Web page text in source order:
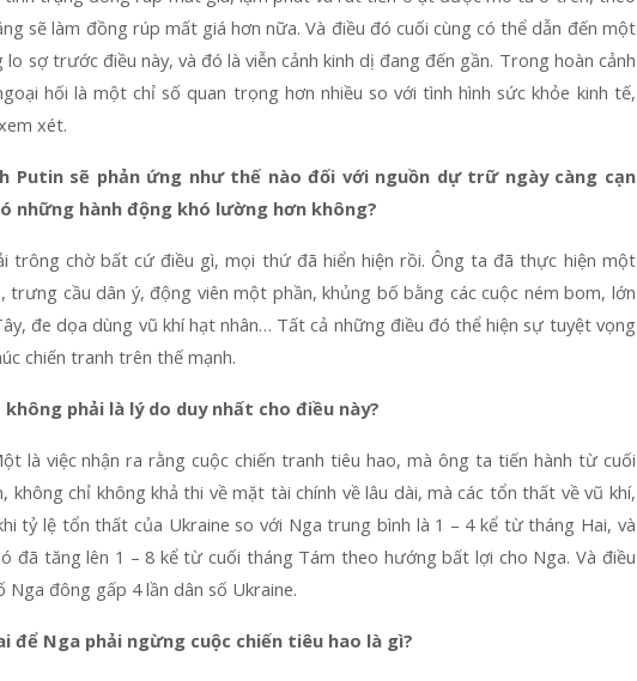
sẽ làm đồng rúp mất giá hơn nữa. Và điều đó cuối cùng có thể dẫn đến một
sợ trước điều này, và đó là viễn cảnh kinh dị đang đến gần. Trong hoàn cảnh
hối là một chỉ số quan trọng hơn nhiều so với tình hình sức khỏe kinh tế,
xét.
Putin sẽ phản ứng như thế nào đối với nguồn dự trữ ngày càng cạn
những hành động khó lường hơn không?
trông chờ bất cứ điều gì, mọi thứ đã hiển hiện rồi. Ông ta đã thực hiện một
cầu dân ý, động viên một phần, khủng bố bằng các cuộc ném bom, lớn
đe dọa dùng vũ khí hạt nhân… Tất cả những điều đó thể hiện sự tuyệt vọng
chiến tranh trên thế mạnh.
phải là lý do duy nhất cho điều này?
là việc nhận ra rằng cuộc chiến tranh tiêu hao, mà ông ta tiến hành từ cuối
không chỉ không khả thi về mặt tài chính về lâu dài, mà các tổn thất về vũ khí,
tỷ lệ tổn thất của Ukraine so với Nga trung bình là 1 – 4 kể từ tháng Hai, và
đã tăng lên 1 – 8 kể từ cuối tháng Tám theo hướng bất lợi cho Nga. Và điều
đông gấp 4 lần dân số Ukraine.
để Nga phải ngừng cuộc chiến tiêu hao là gì?